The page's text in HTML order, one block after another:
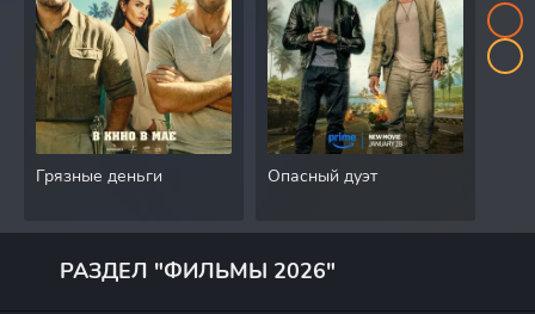
Грязные деньги Опасный дуэт
РАЗДЕЛ "ФИЛЬМЫ 2026"